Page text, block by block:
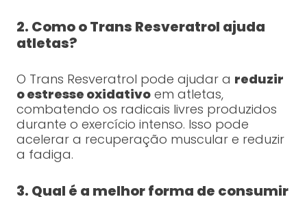
2. Como o Trans Resveratrol ajuda
atletas?
O Trans Resveratrol pode ajudar a reduzir
o estresse oxidativoem atletas,
combatendo os radicais livres produzidos
durante o exercício intenso. Isso pode
acelerar a recuperação muscular e reduzir
a fadiga.
3. Qual é a melhor forma de consumir